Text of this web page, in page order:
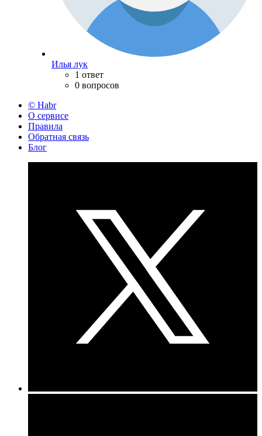
Илья лук
1 ответ
0 вопросов
© Habr
О сервисе
Правила
Обратная связь
Блог